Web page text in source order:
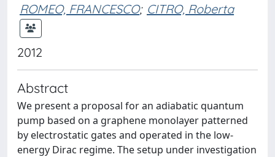
ROMEO, FRANCESCO; CITRO, Roberta
2012
Abstract
We present a proposal for an adiabatic quantum
pump based on a graphene monolayer patterned
by electrostatic gates and operated in the low-
energy Dirac regime. The setup under investigation